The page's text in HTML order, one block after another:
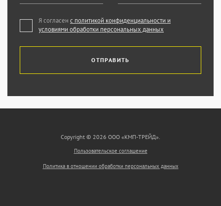
Я согласен с политикой конфиденциальности и
условиями обработки персональных данных
ОТПРАВИТЬ
Copyright © 2026 ООО «КМП-ТРЕЙД».
Пользовательское соглашение
Политика в отношении обработки персональных данных